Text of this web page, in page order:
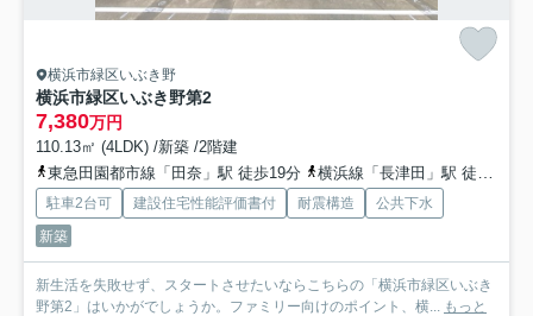
横浜市緑区いぶき野
横浜市緑区いぶき野第2
7,380万円
110.13㎡ (4LDK) /新築 /2階建
東急田園都市線「田奈」駅 徒歩19分
横浜線「長津田」駅 徒歩21分
駐車2台可 建設住宅性能評価書付 耐震構造
公共下水
新築
新生活を失敗せず、スタートさせたいならこちらの「横浜市緑区いぶき
野第2」はいかがでしょうか。ファミリー向けのポイント、横... もっと